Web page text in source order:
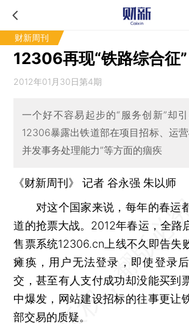
财新周刊
12306再现“铁路综合征”
2012年01月30日第4期
一个好不容易起步的“服务创新”却
12306暴露出铁道部在项目招标、运
并发事务处理能力”等方面的痼疾
《财新周刊》 记者 谷永强 朱以师
对这个国家来说，每年的春运
道的抢票大战。2012年春运，全路
售票系统12306.cn上线不久即告
瘫痪，用户无法登录，即使登录
交，甚至有人支付成功却没能买到
中爆发，网站建设招标的往事更让
部交易的质疑。